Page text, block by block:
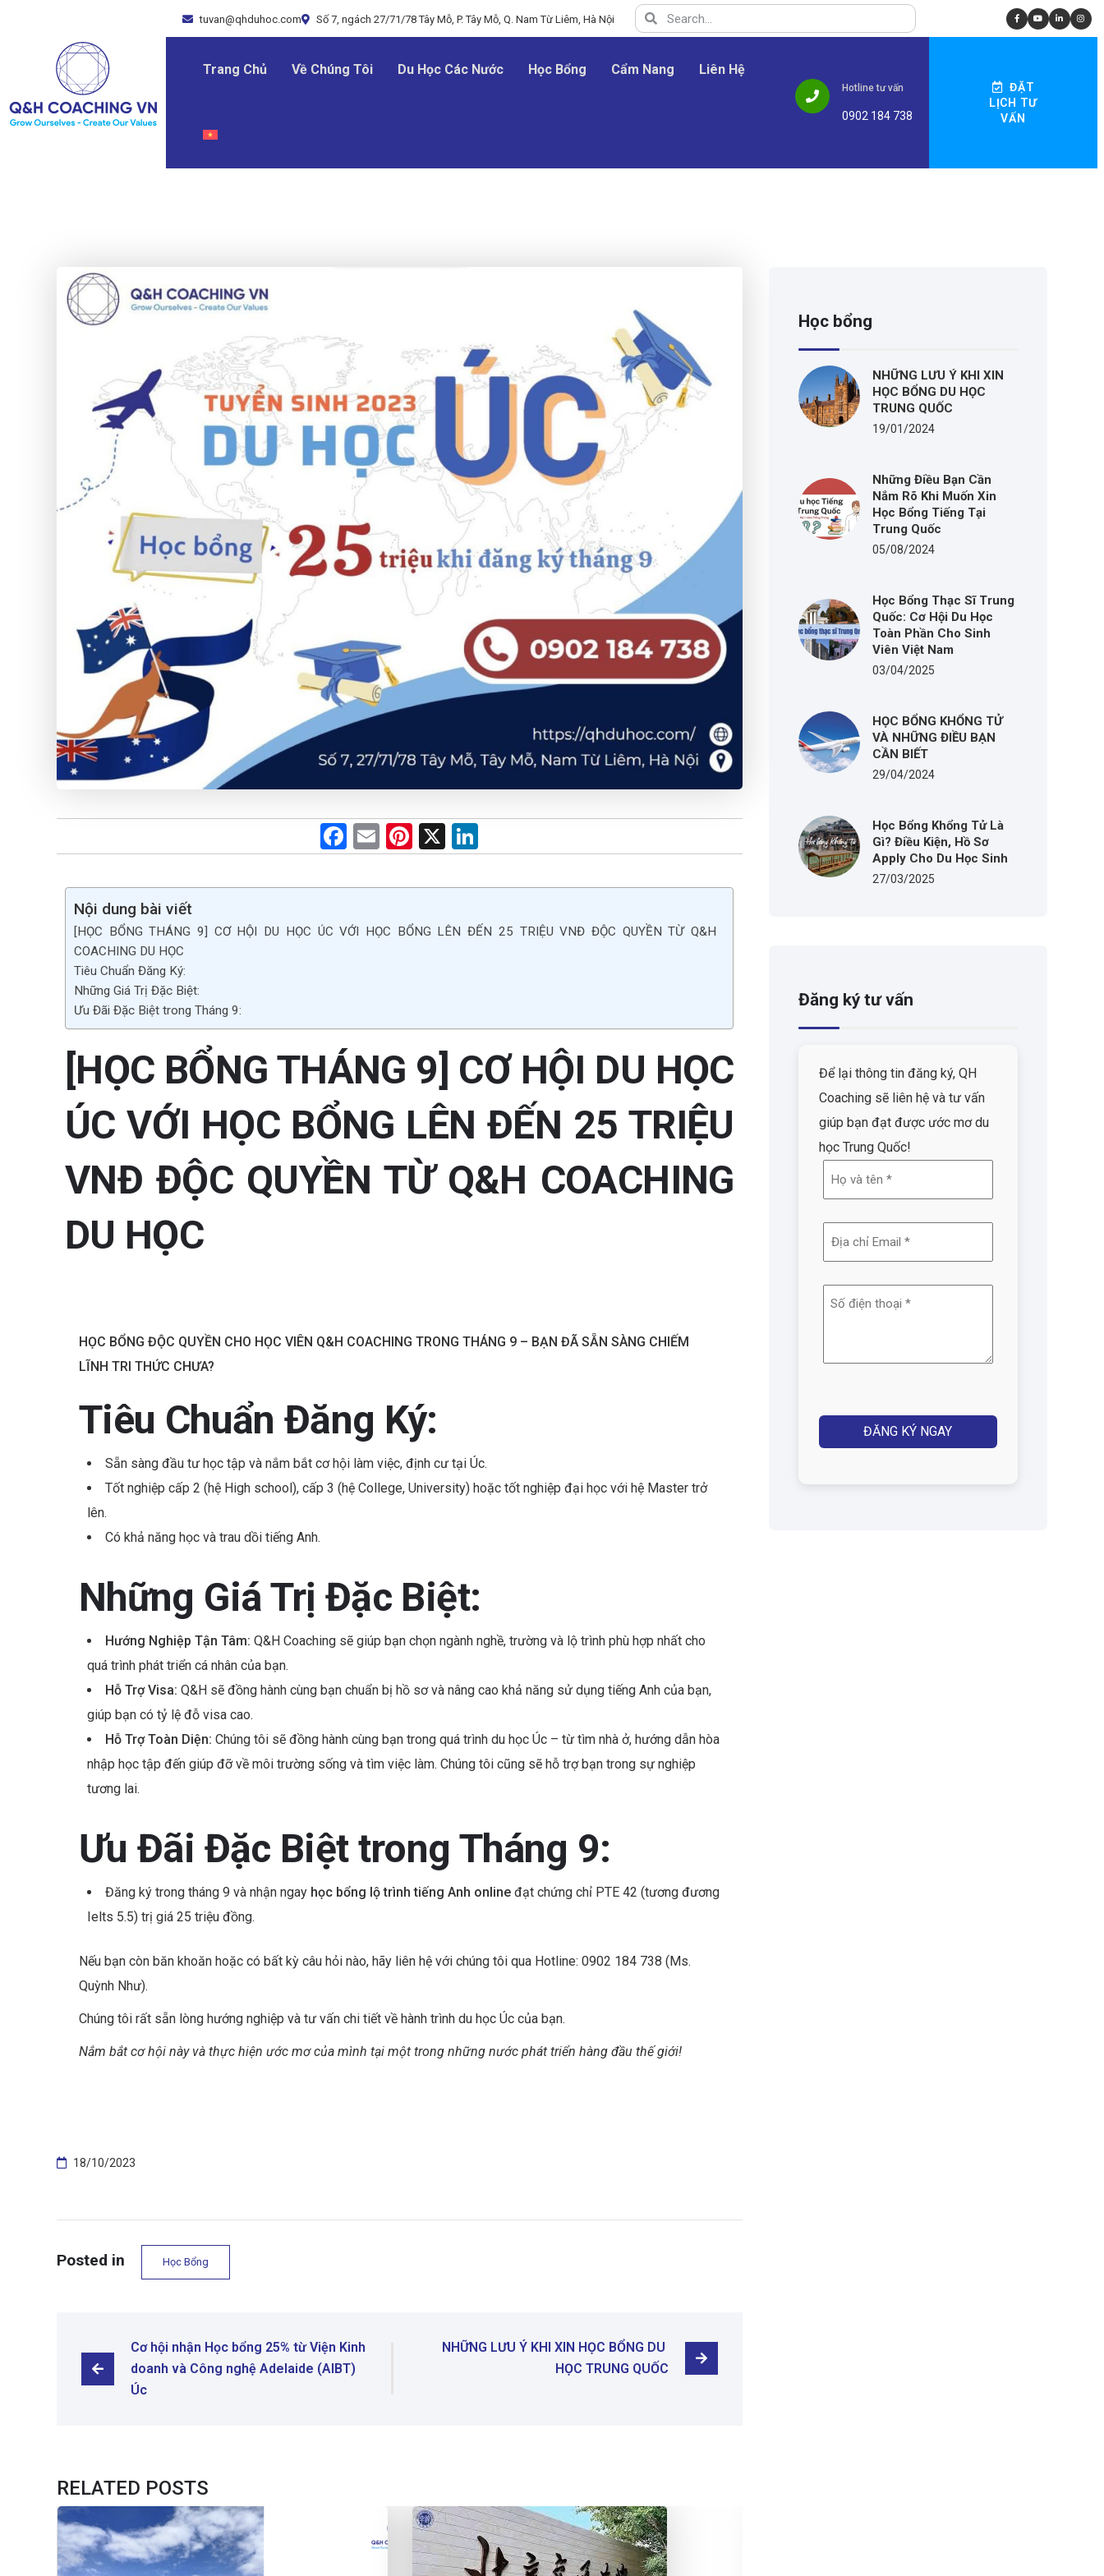
tuvan@qhduhoc.com Số 7, ngách 27/71/78 Tây Mỗ, P. Tây Mỗ, Q. Nam Từ Liêm, Hà Nội
Trang Chủ Về Chúng Tôi Du Học Các Nước Học Bổng Cẩm Nang Liên Hệ
Hotline tư vấn
0902 184 738
ĐẶT
LỊCH TƯ
VẤN
F
a
ce
o
E
m
ail
Pi
nt
er
es
t
X
n
ke
dI
n
Nội dung bài viết
[HỌC BỔNG THÁNG 9] CƠ HỘI DU HỌC ÚC VỚI HỌC BỔNG LÊN ĐẾN 25 TRIỆU VNĐ ĐỘC QUYỀN TỪ Q&H
COACHING DU HỌC
Tiêu Chuẩn Đăng Ký:
Những Giá Trị Đặc Biệt:
Ưu Đãi Đặc Biệt trong Tháng 9:
[HỌC BỔNG THÁNG 9] CƠ HỘI DU HỌC
ÚC VỚI HỌC BỔNG LÊN ĐẾN 25 TRIỆU
VNĐ ĐỘC QUYỀN TỪ Q&H COACHING
DU HỌC
HỌC BỔNG ĐỘC QUYỀN CHO HỌC VIÊN Q&H COACHING TRONG THÁNG 9 – BẠN ĐÃ SẴN SÀNG CHIẾM
LĨNH TRI THỨC CHƯA?
Tiêu Chuẩn Đăng Ký:
Sẵn sàng đầu tư học tập và nắm bắt cơ hội làm việc, định cư tại Úc.
Tốt nghiệp cấp 2 (hệ High school), cấp 3 (hệ College, University) hoặc tốt nghiệp đại học với hệ Master trở
lên.
Có khả năng học và trau dồi tiếng Anh.
Những Giá Trị Đặc Biệt:
Hướng Nghiệp Tận Tâm: Q&H Coaching sẽ giúp bạn chọn ngành nghề, trường và lộ trình phù hợp nhất cho
quá trình phát triển cá nhân của bạn.
Hỗ Trợ Visa: Q&H sẽ đồng hành cùng bạn chuẩn bị hồ sơ và nâng cao khả năng sử dụng tiếng Anh của bạn,
giúp bạn có tỷ lệ đỗ visa cao.
Hỗ Trợ Toàn Diện: Chúng tôi sẽ đồng hành cùng bạn trong quá trình du học Úc – từ tìm nhà ở, hướng dẫn hòa
nhập học tập đến giúp đỡ về môi trường sống và tìm việc làm. Chúng tôi cũng sẽ hỗ trợ bạn trong sự nghiệp
tương lai.
Ưu Đãi Đặc Biệt trong Tháng 9:
Đăng ký trong tháng 9 và nhận ngay học bổng lộ trình tiếng Anh online đạt chứng chỉ PTE 42 (tương đương
Ielts 5.5) trị giá 25 triệu đồng.
Nếu bạn còn băn khoăn hoặc có bất kỳ câu hỏi nào, hãy liên hệ với chúng tôi qua Hotline: 0902 184 738 (Ms.
Quỳnh Như).
Chúng tôi rất sẵn lòng hướng nghiệp và tư vấn chi tiết về hành trình du học Úc của bạn.
Nắm bắt cơ hội này và thực hiện ước mơ của mình tại một trong những nước phát triển hàng đầu thế giới!
18/10/2023
Posted in Học Bổng
Cơ hội nhận Học bổng 25% từ Viện Kinh
doanh và Công nghệ Adelaide (AIBT)
Úc
NHỮNG LƯU Ý KHI XIN HỌC BỔNG DU
HỌC TRUNG QUỐC
RELATED POSTS
Học bổng
NHỮNG LƯU Ý KHI XIN
HỌC BỔNG DU HỌC
TRUNG QUỐC
19/01/2024
Những Điều Bạn Cần
Nắm Rõ Khi Muốn Xin
Học Bổng Tiếng Tại
Trung Quốc
05/08/2024
Học Bổng Thạc Sĩ Trung
Quốc: Cơ Hội Du Học
Toàn Phần Cho Sinh
Viên Việt Nam
03/04/2025
HỌC BỔNG KHỔNG TỬ
VÀ NHỮNG ĐIỀU BẠN
CẦN BIẾT
29/04/2024
Học Bổng Khổng Tử Là
Gì? Điều Kiện, Hồ Sơ
Apply Cho Du Học Sinh
27/03/2025
Đăng ký tư vấn
Để lại thông tin đăng ký, QH
Coaching sẽ liên hệ và tư vấn
giúp bạn đạt được ước mơ du
học Trung Quốc!
Họ
và
tên
(Required)
Địa
chỉ
email
(Required)
Số